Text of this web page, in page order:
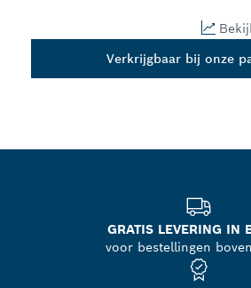
Verkrijgbaar bij onze
GRATIS LEVERING IN
voor bestellingen